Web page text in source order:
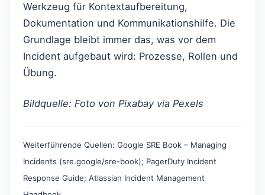
Werkzeug für Kontextaufbereitung,
Dokumentation und Kommunikationshilfe. Die
Grundlage bleibt immer das, was vor dem
Incident aufgebaut wird: Prozesse, Rollen und
Übung.
Bildquelle: Foto von Pixabay via Pexels
Weiterführende Quellen: Google SRE Book – Managing
Incidents (sre.google/sre-book); PagerDuty Incident
Response Guide; Atlassian Incident Management